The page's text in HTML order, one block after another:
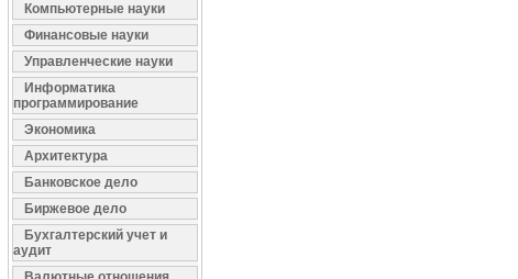
Компьютерные науки
Финансовые науки
Управленческие науки
Информатика
программирование
Экономика
Архитектура
Банковское дело
Биржевое дело
Бухгалтерский учет и
аудит